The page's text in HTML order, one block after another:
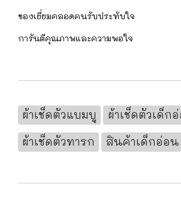
ของเยี่ยมคลอดคนรับประทับใจ
การันตีคุณภาพและความพอใจ
ผ้าเช็ดตัวแบมบู
ผ้าเช็ดตัวเด็ก
ผ้าเช็ดตัวทารก
สินค้าเด็กอ่อน